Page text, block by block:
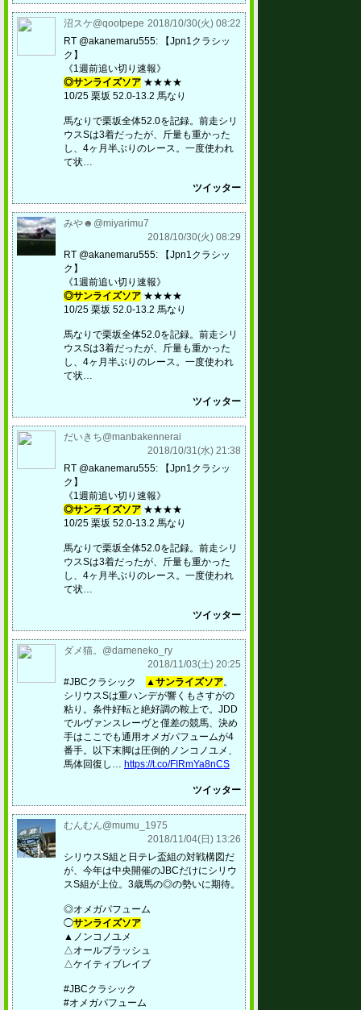
沼スケ@qootpepe 2018/10/30(火) 08:22
RT @akanemaru555: 【Jpn1クラシッ
ク】
《1週前追い切り速報》
◎サンライズソア ★★★★
10/25 栗坂 52.0-13.2 馬なり
馬なりで栗坂全体52.0を記録。前走シリ
ウスSは3着だったが、斤量も重かった
し、4ヶ月半ぶりのレース。一度使われ
て状…
ツイッター
みや☻@miyarimu7
2018/10/30(火) 08:29
RT @akanemaru555: 【Jpn1クラシッ
ク】
《1週前追い切り速報》
◎サンライズソア ★★★★
10/25 栗坂 52.0-13.2 馬なり
馬なりで栗坂全体52.0を記録。前走シリ
ウスSは3着だったが、斤量も重かった
し、4ヶ月半ぶりのレース。一度使われ
て状…
ツイッター
だいきち@manbakennerai
2018/10/31(水) 21:38
RT @akanemaru555: 【Jpn1クラシッ
ク】
《1週前追い切り速報》
◎サンライズソア ★★★★
10/25 栗坂 52.0-13.2 馬なり
馬なりで栗坂全体52.0を記録。前走シリ
ウスSは3着だったが、斤量も重かった
し、4ヶ月半ぶりのレース。一度使われ
て状…
ツイッター
ダメ猫。@dameneko_ry
2018/11/03(土) 20:25
#JBCクラシック
▲サンライズソア。
シリウスSは重ハンデが響くもさすがの
粘り。条件好転と絶好調の鞍上で。JDD
でルヴァンスレーヴと僅差の競馬、決め
手はここでも通用オメガパフュームが4
番手。以下末脚は圧倒的ノンコノユメ、
馬体回復し… https://t.co/FIRmYa8nCS
ツイッター
むんむん@mumu_1975
2018/11/04(日) 13:26
シリウスS組と日テレ盃組の対戦構図だ
が、今年は中央開催のJBCだけにシリウ
スS組が上位。3歳馬の◎の勢いに期待。
◎オメガパフューム
◯サンライズソア
▲ノンコノユメ
△オールブラッシュ
△ケイティブレイブ
#JBCクラシック
#オメガパフューム